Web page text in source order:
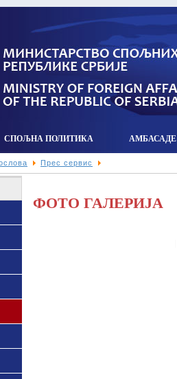
СПОЉНА ПОЛИТИКА АМБАСАДЕ
Прес сервис
ФОТО ГАЛЕРИЈА